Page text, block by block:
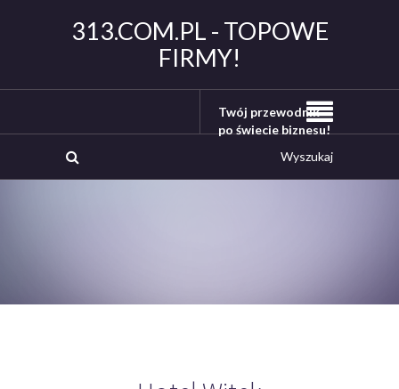
313.COM.PL - TOPOWE
FIRMY!
Twój przewodnik
po świecie biznesu!